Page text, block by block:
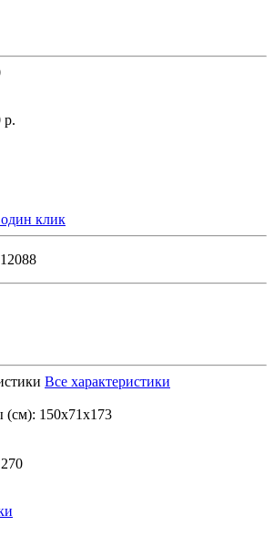
р.
клик
Все характеристики
(см): 150х71х173
270